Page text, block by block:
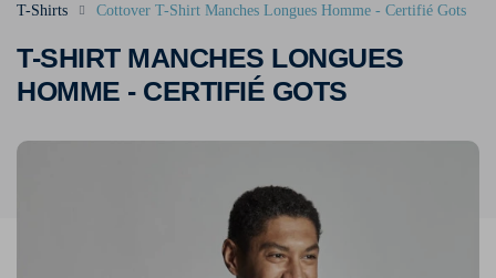
T-SHIRT MANCHES LONGUES
HOMME - CERTIFIÉ GOTS
T-Shirts Cottover T-Shirt Manches Longues Homme - Certifié Gots